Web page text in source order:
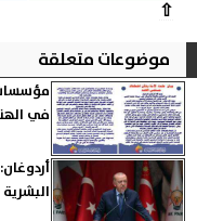
⇧
موضوعات متعلقة
في
البشرية